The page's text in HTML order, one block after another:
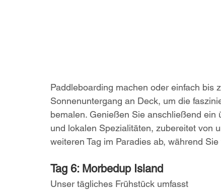
Paddleboarding machen oder einfach bis
Sonnenuntergang an Deck, um die
bemalen. Genießen Sie anschließend
und lokalen Spezialitäten, zubereitet von
weiteren Tag im Paradies ab, während
Tag 6: Morbedup Island
Unser tägliches Frühstück umfasst